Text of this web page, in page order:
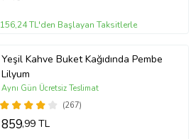
156,24 TL'den Başlayan Taksitlerle
Yeşil Kahve Buket Kağıdında Pembe
Lilyum
(267)
Aynı Gün Ücretsiz Teslimat
859,99 TL